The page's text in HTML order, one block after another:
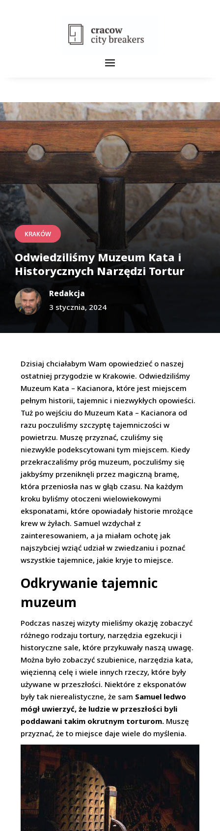
KRAKÓW
Odwiedziliśmy Muzeum Kata i
Historycznych Narzędzi Tortur
Redakcja
3 stycznia, 2024
Dzisiaj chciałabym Wam opowiedzieć o naszej
ostatniej przygodzie w Krakowie. Odwiedziliśmy
Muzeum Kata – Kacianora, które jest miejscem
pełnym historii, tajemnic i niezwykłych opowieści.
Tuż po wejściu do Muzeum Kata – Kacianora od
razu poczuliśmy szczyptę tajemniczości w
powietrzu. Muszę przyznać, czuliśmy się
niezwykle podekscytowani tym miejscem. Kiedy
przekraczaliśmy próg muzeum, poczuliśmy się
jakbyśmy przeniknęli przez magiczną bramę,
która przeniosła nas w głąb czasu. Na każdym
kroku byliśmy otoczeni wielowiekowymi
eksponatami, które opowiadały historie mrożące
krew w żyłach. Samuel wzdychał z
zainteresowaniem, a ja miałam ochotę jak
najszybciej wziąć udział w zwiedzaniu i poznać
wszystkie tajemnice, jakie kryje to miejsce.
Odkrywanie tajemnic
muzeum
Podczas naszej wizyty mieliśmy okazję zobaczyć
różnego rodzaju tortury, narzędzia egzekucji i
historyczne sale, które przykuwały naszą uwagę.
Można było zobaczyć szubienice, narzędzia kata,
więzienną celę i wiele innych rzeczy, które były
używane w przeszłości. Niektóre z eksponatów
były tak nierealistyczne, że sam Samuel ledwo
mógł uwierzyć, że ludzie w przeszłości byli
poddawani takim okrutnym torturom. Muszę
przyznać, że to miejsce daje wiele do myślenia.